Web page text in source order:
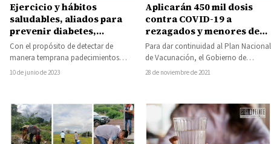
Ejercicio y hábitos
saludables, aliados para
prevenir diabetes,
hipertensión y obesidad:
SSM
Con el propósito de detectar de
manera temprana padecimientos
como diabetes, hipertensión y
10 de junio de 2023
Aplicarán 450 mil dosis
contra COVID-19 a
rezagados y menores de
15 a 17 años en 107
municipios Michoacán
Para dar continuidad al Plan Nacional
de Vacunación, el Gobierno de
Michoacán, encabezado por Alfredo
28 de noviembre de 2021